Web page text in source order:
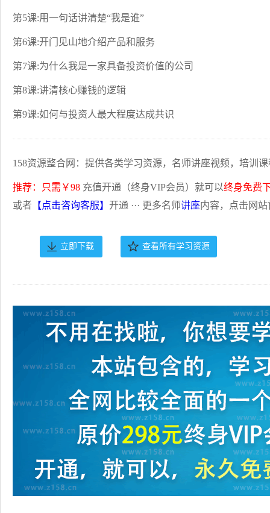
第5课:用一句话讲清楚“我是谁”
第6课:开门见山地介绍产品和服务
第7课:为什么我是一家具备投资价值的公司
第8课:讲清核心赚钱的逻辑
第9课:如何与投资人最大程度达成共识
158资源整合网：提供各类学习资源，名师讲座视频，培训
推荐：只需￥98 充值开通（终身VIP会员）就可以终身免费
或者 【点击咨询客服】 开通 ··· 更多名师讲座内容，点击网
立即下载 查看所有学习资源